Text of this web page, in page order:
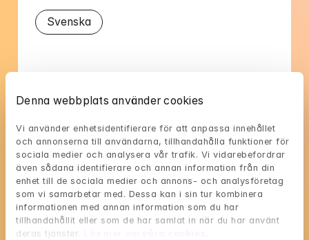
Denna webbplats använder cookies
Vi använder enhetsidentifierare för att anpassa innehållet
och annonserna till användarna, tillhandahålla funktioner för
sociala medier och analysera vår trafik. Vi vidarebefordrar
även sådana identifierare och annan information från din
enhet till de sociala medier och annons- och analysföretag
som vi samarbetar med. Dessa kan i sin tur kombinera
informationen med annan information som du har
tillhandahållit eller som de har samlat in när du har använt
deras tjänster.
Svenska
Välj en tid som passar dig, och reservera med
BankID i nästa steg
Loading...